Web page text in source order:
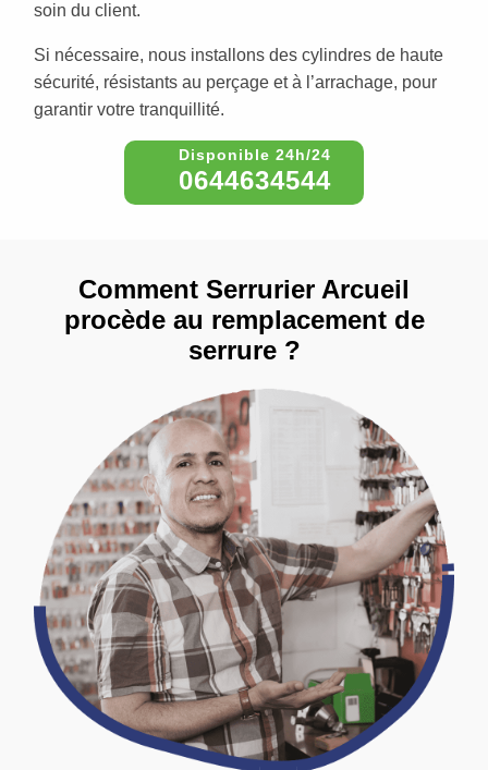
soin du client.
Si nécessaire, nous installons des cylindres de haute
sécurité, résistants au perçage et à l’arrachage, pour
garantir votre tranquillité.
0644634544
Comment Serrurier Arcueil
procède au remplacement de
serrure ?